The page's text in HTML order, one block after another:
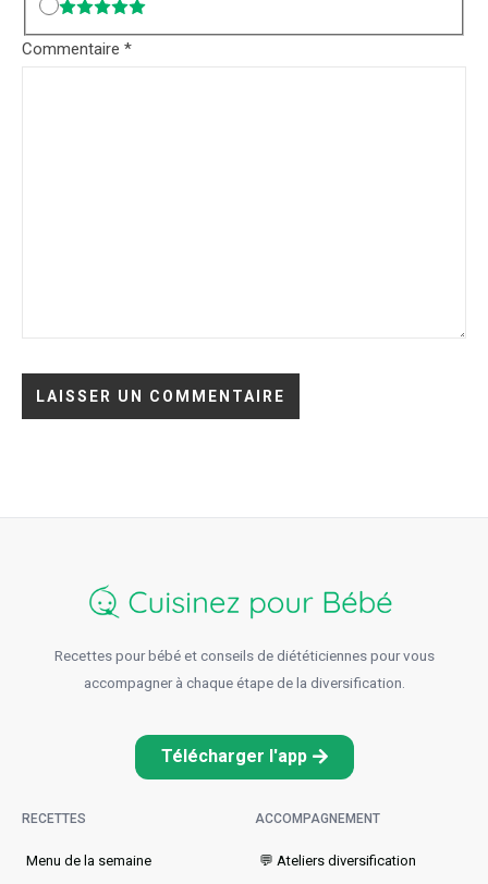
Commentaire *
Recettes pour bébé et conseils de diététiciennes pour vous
accompagner à chaque étape de la diversification.
Télécharger l'app
RECETTES
Menu de la semaine​
ACCOMPAGNEMENT
💬 Ateliers diversification